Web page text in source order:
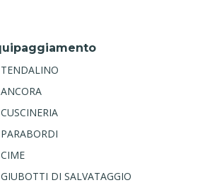
TENDALINO
ANCORA
CUSCINERIA
PARABORDI
CIME
GIUBOTTI DI SALVATAGGIO